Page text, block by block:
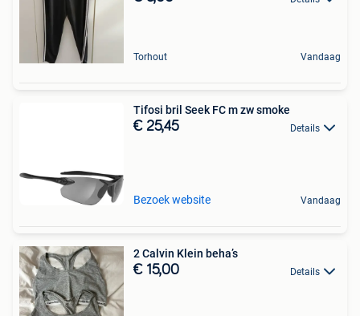
Torhout Vandaag
Tifosi bril Seek FC m zw smoke
€ 25,45 Details
Bezoek website Vandaag
2 Calvin Klein beha’s
€ 15,00 Details